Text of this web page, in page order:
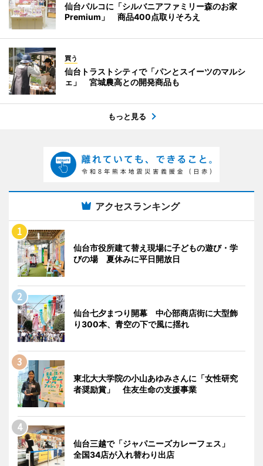
仙台パルコに「シルバニアファミリー森のお家
Premium」 商品400点取りそろえ
買う
仙台トラストシティで「パンとスイーツのマルシ
ェ」 宮城農高との開発商品も
もっと見る
アクセスランキング
仙台市役所建て替え現場に子どもの遊び・学
びの場 夏休みに平日開放日
仙台七夕まつり開幕 中心部商店街に大型飾
り300本、青空の下で風に揺れ
東北大大学院の小山あゆみさんに「女性研究
者奨励賞」 住友生命の支援事業
仙台三越で「ジャパニーズカレーフェス」
全国34店が入れ替わり出店